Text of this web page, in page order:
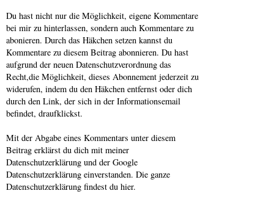
Du hast nicht nur die Möglichkeit, eigene Kommentare
bei mir zu hinterlassen, sondern auch Kommentare zu
abonieren. Durch das Häkchen setzen kannst du
Kommentare zu diesem Beitrag abonnieren. Du hast
aufgrund der neuen Datenschutzverordnung das
Recht,die Möglichkeit, dieses Abonnement jederzeit zu
widerufen, indem du den Häkchen entfernst oder dich
durch den Link, der sich in der Informationsemail
befindet, draufklickst.
Mit der Abgabe eines Kommentars unter diesem
Beitrag erklärst du dich mit meiner
Datenschutzerklärung und der Google
Datenschutzerklärung einverstanden. Die ganze
Datenschutzerklärung findest du hier.